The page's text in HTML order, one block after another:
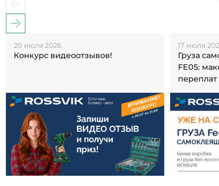
20 июля 2026
Конкурс видеоотзывов!
17 июля
Груза
FE05:
переплат